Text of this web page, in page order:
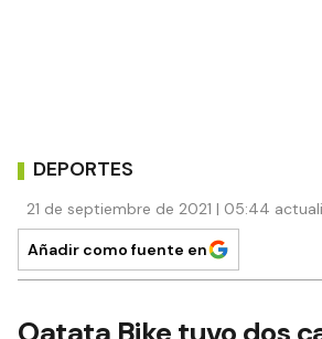
DEPORTES
21 de septiembre de 2021 | 05:44
Añadir como fuente en